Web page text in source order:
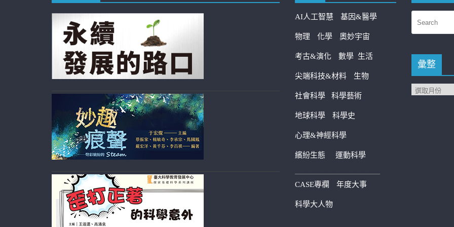
AI人工智慧 基因&醫學
物理 化學 奧妙宇宙
考古&演化 數學 生活
尖端科技&材料 生物
社會科學 科學藝術
地球科學 科學史
心理&神經科學
繽紛生態 運動科學
————————————
CASE專欄 年度大事
科學大人物
彙整